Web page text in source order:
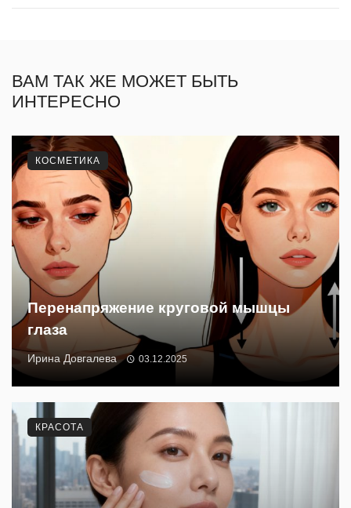
ВАМ ТАК ЖЕ МОЖЕТ БЫТЬ
ИНТЕРЕСНО
Перенапряжение круговой мышцы
глаза
Ирина Довгалева 03.12.2025
КОСМЕТИКА
КРАСОТА